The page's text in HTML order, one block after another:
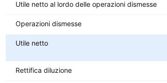
Utile netto al lordo delle operazioni dismesse
Operazioni dismesse
Utile netto
Rettifica diluzione